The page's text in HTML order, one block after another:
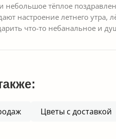
небольшое тёплое
настроение летнего утра,
что-то небанальное и
Цветы с доставкой